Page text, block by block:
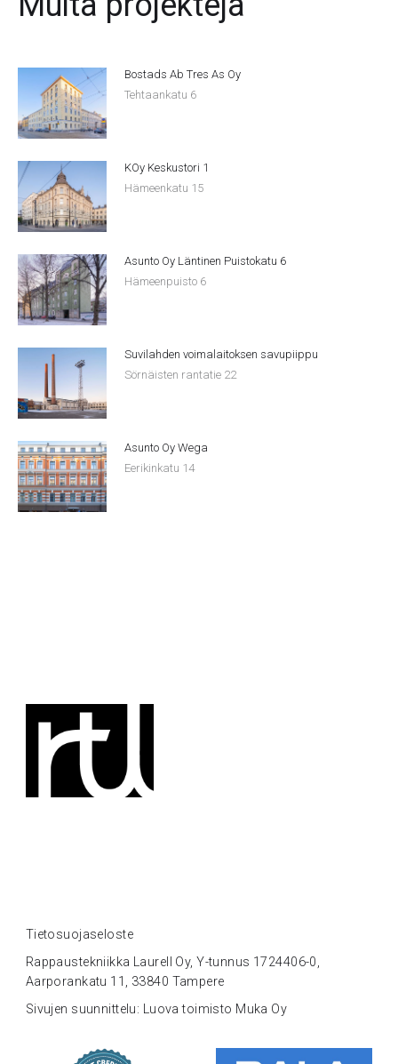
Bostads Ab Tres As Oy
Tehtaankatu 6
KOy Keskustori 1
Hämeenkatu 15
Asunto Oy Läntinen Puistokatu 6
Hämeenpuisto 6
Suvilahden voimalaitoksen savupiippu
Sörnäisten rantatie 22
Asunto Oy Wega
Eerikinkatu 14
Tietosuojaseloste
Rappaustekniikka Laurell Oy, Y-tunnus 1724406-0,
Aarporankatu 11, 33840 Tampere
Sivujen suunnittelu: Luova toimisto Muka Oy